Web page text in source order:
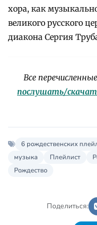
хора, как
великого русского
диакона Сергия
Все
послушать/
6 рождественских
музыка
Плейлист
Рождество
Поделиться: